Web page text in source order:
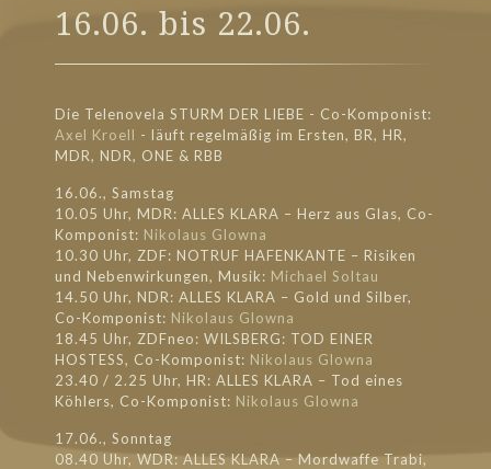
16.06. bis 22.06.
Die Telenovela STURM DER LIEBE - Co-Komponist:
Axel Kroell - läuft regelmäßig im Ersten, BR, HR,
MDR, NDR, ONE & RBB
16.06., Samstag
10.05 Uhr, MDR: ALLES KLARA – Herz aus Glas, Co-
Komponist: Nikolaus Glowna
10.30 Uhr, ZDF: NOTRUF HAFENKANTE – Risiken
und Nebenwirkungen, Musik: Michael Soltau
14.50 Uhr, NDR: ALLES KLARA – Gold und Silber,
Co-Komponist: Nikolaus Glowna
18.45 Uhr, ZDFneo: WILSBERG: TOD EINER
HOSTESS, Co-Komponist: Nikolaus Glowna
23.40 / 2.25 Uhr, HR: ALLES KLARA – Tod eines
Köhlers, Co-Komponist: Nikolaus Glowna
17.06., Sonntag
08.40 Uhr, WDR: ALLES KLARA – Mordwaffe Trabi,